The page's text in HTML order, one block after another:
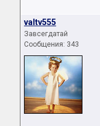
valtv555
Завсегдатай
Сообщения: 343